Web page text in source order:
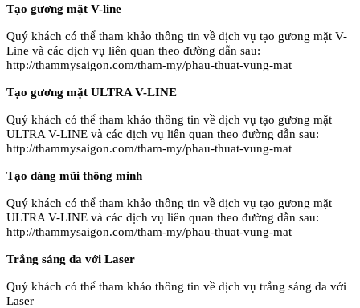
Tạo gương mặt V-line
Quý khách có thể tham khảo thông tin về dịch vụ tạo gương mặt V-
Line và các dịch vụ liên quan theo đường dẫn sau:
http://thammysaigon.com/tham-my/phau-thuat-vung-mat
Tạo gương mặt ULTRA V-LINE
Quý khách có thể tham khảo thông tin về dịch vụ tạo gương mặt
ULTRA V-LINE và các dịch vụ liên quan theo đường dẫn sau:
http://thammysaigon.com/tham-my/phau-thuat-vung-mat
Tạo dáng mũi thông minh
Quý khách có thể tham khảo thông tin về dịch vụ tạo gương mặt
ULTRA V-LINE và các dịch vụ liên quan theo đường dẫn sau:
http://thammysaigon.com/tham-my/phau-thuat-vung-mat
Trắng sáng da với Laser
Quý khách có thể tham khảo thông tin về dịch vụ trắng sáng da với
Laser